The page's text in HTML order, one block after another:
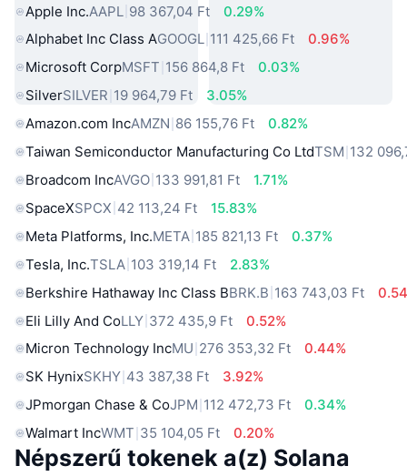
Apple Inc.AAPL 98 367,04 Ft
0.29%
Alphabet Inc Class AGOOGL 111 425,66 Ft
0.96%
Microsoft CorpMSFT 156 864,8 Ft
0.03%
SilverSILVER 19 964,79 Ft
3.05%
Amazon.com IncAMZN 86 155,76 Ft
0.82%
Taiwan Semiconductor Manufacturing Co LtdTSM 132
Broadcom IncAVGO 133 991,81 Ft
1.71%
SpaceXSPCX 42 113,24 Ft
15.83%
Meta Platforms, Inc.META 185 821,13 Ft
0.37%
Tesla, Inc.TSLA 103 319,14 Ft
2.83%
Berkshire Hathaway Inc Class BBRK.B 163 743,03 Ft
Eli Lilly And CoLLY 372 435,9 Ft
0.52%
Micron Technology IncMU 276 353,32 Ft
0.44%
SK HynixSKHY 43 387,38 Ft
3.92%
JPmorgan Chase & CoJPM 112 472,73 Ft
0.34%
Walmart IncWMT 35 104,05 Ft 0.20%
Népszerű tokenek a(z) Solana